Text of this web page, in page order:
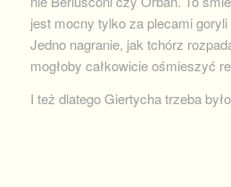
jest mocny tylko za plecami
Jedno nagranie, jak tchórz
mogłoby całkowicie ośmieszyć
I też dlatego Giertycha trzeba